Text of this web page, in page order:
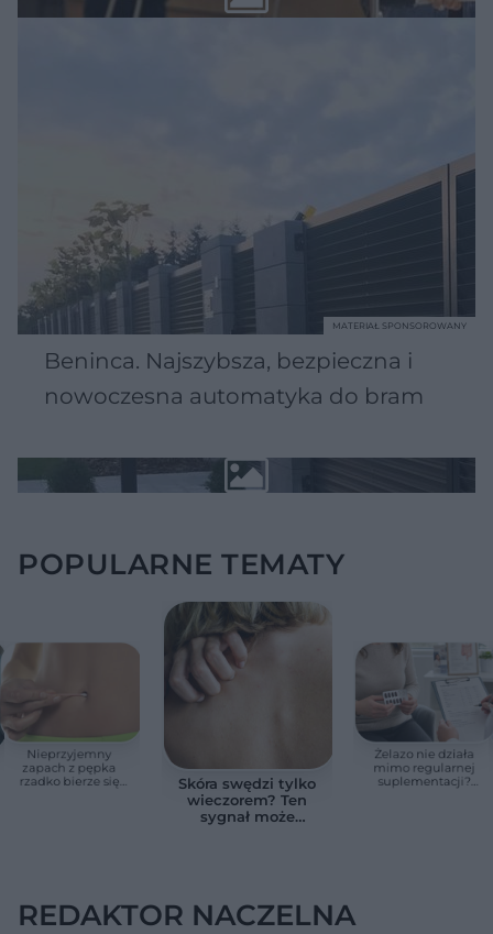
Beninca. Najszybsza, bezpieczna i
nowoczesna automatyka do bram
MATERIAŁ SPONSOROWANY
POPULARNE TEMATY
Nieprzyjemny
zapach z pępka
rzadko bierze się
Skóra swędzi tylko
wieczorem? Ten
sygnał może
Żelazo nie działa
mimo regularnej
suplementacji?
REDAKTOR NACZELNA